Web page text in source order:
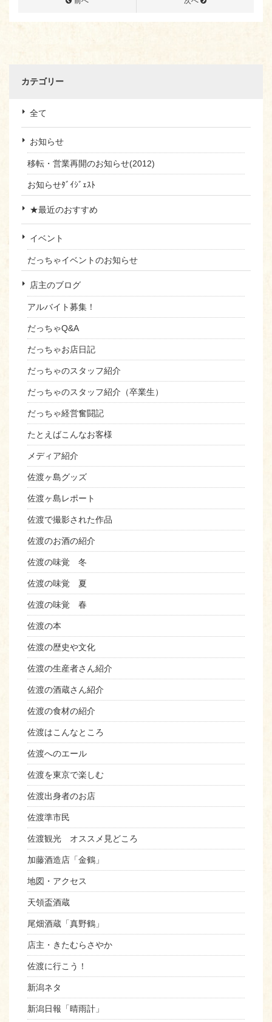
カテゴリー
全て
お知らせ
移転・営業再開のお知らせ(2012)
お知らせﾀﾞｲｼﾞｪｽﾄ
★最近のおすすめ
イベント
だっちゃイベントのお知らせ
店主のブログ
アルバイト募集！
だっちゃQ&A
だっちゃお店日記
だっちゃのスタッフ紹介
だっちゃのスタッフ紹介（卒業生）
だっちゃ経営奮闘記
たとえばこんなお客様
メディア紹介
佐渡ヶ島グッズ
佐渡ヶ島レポート
佐渡で撮影された作品
佐渡のお酒の紹介
佐渡の味覚 冬
佐渡の味覚 夏
佐渡の味覚 春
佐渡の本
佐渡の歴史や文化
佐渡の生産者さん紹介
佐渡の酒蔵さん紹介
佐渡の食材の紹介
佐渡はこんなところ
佐渡へのエール
佐渡を東京で楽しむ
佐渡出身者のお店
佐渡準市民
佐渡観光 オススメ見どころ
加藤酒造店「金鶴」
地図・アクセス
天領盃酒蔵
尾畑酒蔵「真野鶴」
店主・きたむらさやか
佐渡に行こう！
新潟ネタ
新潟日報「晴雨計」